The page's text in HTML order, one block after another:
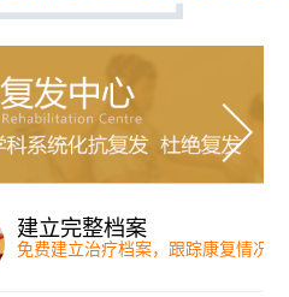
交变磁疗机
复脑神经递质分泌